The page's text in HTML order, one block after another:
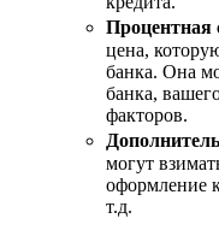
Процентная
цена,
банка. Она
банка,
факторов.
могут
оформление
т.д.